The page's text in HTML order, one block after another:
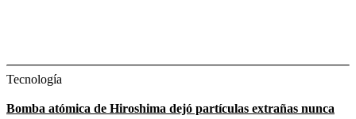
Tecnología
Bomba atómica de Hiroshima dejó partículas extrañas nunca